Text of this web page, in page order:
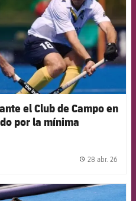
el Club de Campo en
por la mínima
28 abr. 26
FCB Barcelona badge